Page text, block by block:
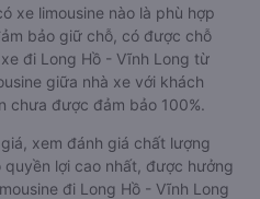
xe limousine nào là phù hợp
bảo giữ chỗ, có được chỗ
đi Long Hồ - Vĩnh Long từ
giữa nhà xe với khách
chưa được đảm bảo 100%.
xem đánh giá chất lượng
lợi cao nhất, được hưởng
đi Long Hồ - Vĩnh Long